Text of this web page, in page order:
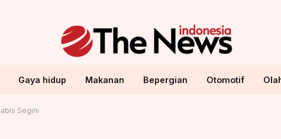
Gaya hidup Makanan Bepergian Otomotif
Segini